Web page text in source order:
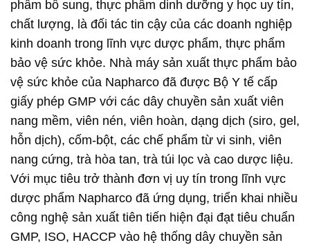
phẩm bổ sung, thực phẩm dinh dưỡng y học uy tín,
chất lượng, là đối tác tin cậy của các doanh nghiệp
kinh doanh trong lĩnh vực dược phẩm, thực phẩm
bảo vệ sức khỏe. Nhà máy sản xuất thực phẩm bảo
vệ sức khỏe của Napharco đã được Bộ Y tế cấp
giấy phép GMP với các dây chuyền sản xuất viên
nang mềm, viên nén, viên hoàn, dạng dịch (siro, gel,
hỗn dịch), cốm-bột, các chế phẩm từ vi sinh, viên
nang cứng, trà hòa tan, trà túi lọc và cao dược liệu.
Với mục tiêu trở thành đơn vị uy tín trong lĩnh vực
dược phẩm Napharco đã ứng dụng, triển khai nhiều
công nghệ sản xuất tiên tiến hiện đại đạt tiêu chuẩn
GMP, ISO, HACCP vào hệ thống dây chuyền sản